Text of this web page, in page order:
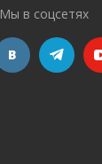
Мы в соцсетях